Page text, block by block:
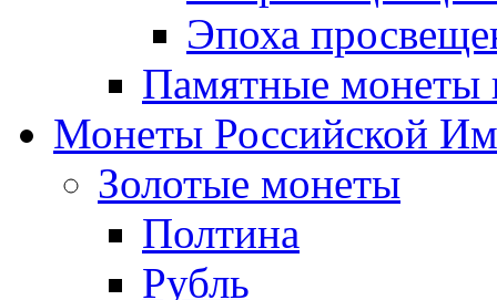
Эпоха
Памятные монеты
Монеты Российской
Золотые монеты
Полтина
Рубль